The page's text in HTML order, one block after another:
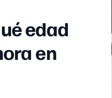
edad
en